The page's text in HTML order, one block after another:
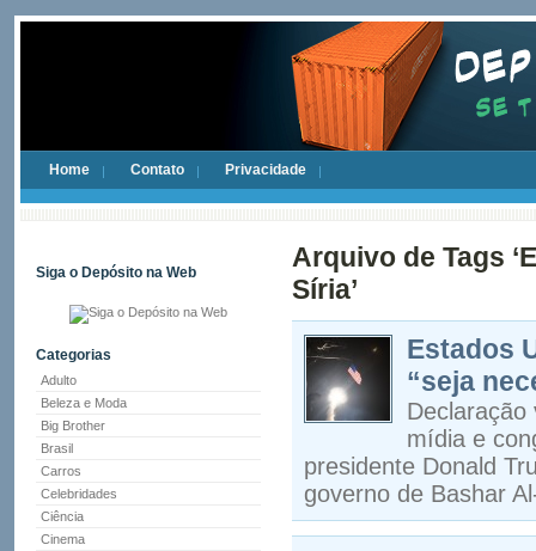
Home Contato Privacidade
Siga o Depósito na Web
Categorias
Adulto
Beleza e Moda
Big Brother
Brasil
Carros
Celebridades
Ciência
Cinema
Arquivo de Tags
Síria’
Estados
“seja
mídia e
presidente Donald
governo de Bashar